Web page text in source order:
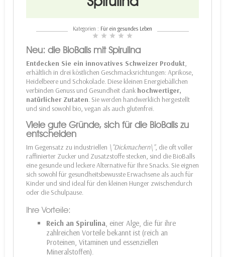
Kategorien : Für ein gesundes Leben
star star star star star
Neu: die BioBalls mit Spirulina
Entdecken Sie ein innovatives Schweizer Produkt,
erhältlich in drei köstlichen Geschmacksrichtungen: Aprikose,
Heidelbeere und Schokolade. Diese kleinen Energiebällchen
verbinden Genuss und Gesundheit dank hochwertiger,
natürlicher Zutaten. Sie werden handwerklich hergestellt
und sind sowohl bio, vegan als auch glutenfrei.
Viele gute Gründe, sich für die BioBalls zu
entscheiden
Im Gegensatz zu industriellen \"Dickmachern\", die oft voller
raffinierter Zucker und Zusatzstoffe stecken, sind die BioBalls
eine gesunde und leckere Alternative für Ihre Snacks. Sie eignen
sich sowohl für gesundheitsbewusste Erwachsene als auch für
Kinder und sind ideal für den kleinen Hunger zwischendurch
oder die Schulpause.
Ihre Vorteile:
Reich an Spirulina, einer Alge, die für ihre
zahlreichen Vorteile bekannt ist (reich an
Proteinen, Vitaminen und essenziellen
Mineralstoffen).